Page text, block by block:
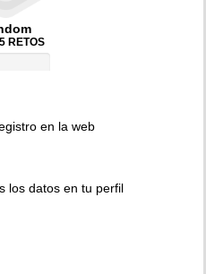
RETOS
en la web
los datos en tu perfil